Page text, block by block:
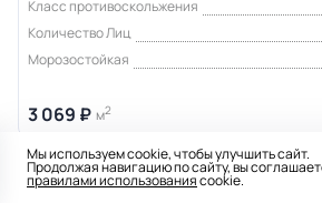
Класс противоскольжения
Количество Лиц
Морозостойкая
3 069 ₽ м2
Интернет-магазин
Мы используем cookie, чтобы улучшить сайт.
Продолжая навигацию по сайту, вы
правилами использованияcookie.